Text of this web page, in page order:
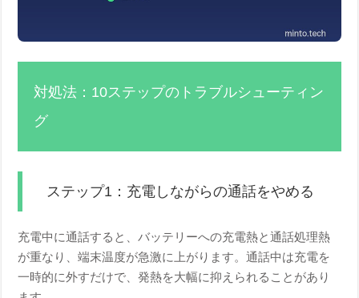
対処法：10ステップのトラブルシューティン
グ
ステップ1：充電しながらの通話をやめる
充電中に通話すると、バッテリーへの充電熱と通話処理熱
が重なり、端末温度が急激に上がります。通話中は充電を
一時的に外すだけで、発熱を大幅に抑えられることがあり